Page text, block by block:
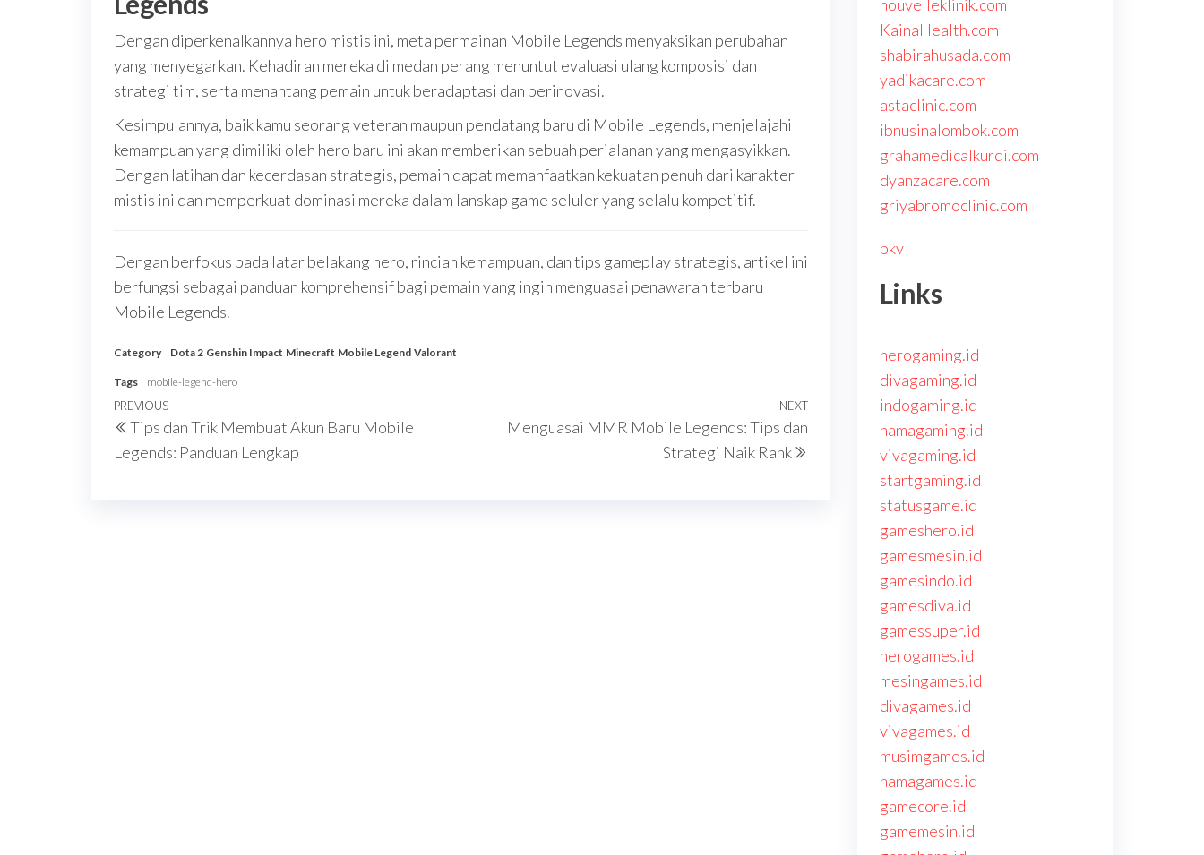
Dengan diperkenalkannya hero mistis ini, meta permainan Mobile Legends menyaksikan perubahan
yang menyegarkan. Kehadiran mereka di medan perang menuntut evaluasi ulang komposisi dan
strategi tim, serta menantang pemain untuk beradaptasi dan berinovasi.
Kesimpulannya, baik kamu seorang veteran maupun pendatang baru di Mobile Legends, menjelajahi
kemampuan yang dimiliki oleh hero baru ini akan memberikan sebuah perjalanan yang mengasyikkan.
Dengan latihan dan kecerdasan strategis, pemain dapat memanfaatkan kekuatan penuh dari karakter
mistis ini dan memperkuat dominasi mereka dalam lanskap game seluler yang selalu kompetitif.
Dengan berfokus pada latar belakang hero, rincian kemampuan, dan tips gameplay strategis, artikel ini
berfungsi sebagai panduan komprehensif bagi pemain yang ingin menguasai penawaran terbaru
Mobile Legends.
Category Dota 2 Genshin Impact Minecraft Mobile Legend Valorant
Tags mobile-legend-hero
Post
navigation
Previous
Post
PREVIOUS
Tips dan Trik Membuat Akun Baru Mobile
Legends: Panduan Lengkap
Next
NEXT
Menguasai MMR Mobile Legends: Tips dan
Strategi Naik Rank
nouvelleklinik.com
KainaHealth.com
shabirahusada.com
yadikacare.com
astaclinic.com
ibnusinalombok.com
grahamedicalkurdi.com
dyanzacare.com
griyabromoclinic.com
pkv
Links
herogaming.id
divagaming.id
indogaming.id
namagaming.id
vivagaming.id
startgaming.id
statusgame.id
gameshero.id
gamesmesin.id
gamesindo.id
gamesdiva.id
gamessuper.id
herogames.id
mesingames.id
divagames.id
vivagames.id
musimgames.id
namagames.id
gamecore.id
gamemesin.id